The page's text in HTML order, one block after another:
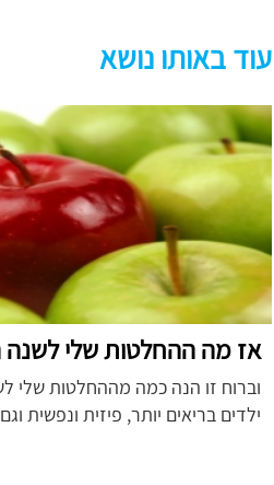
עוד באותו נושא
אז מה ההחלטות שלי
וברוח זו הנה כמה מההחלטות
ילדים בריאים יותר, פיזית ונפשית